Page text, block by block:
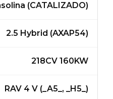
(CATALIZADO)
2.5 Hybrid (AXAP54)
218CV 160KW
RAV 4 V (_A5_, _H5_)